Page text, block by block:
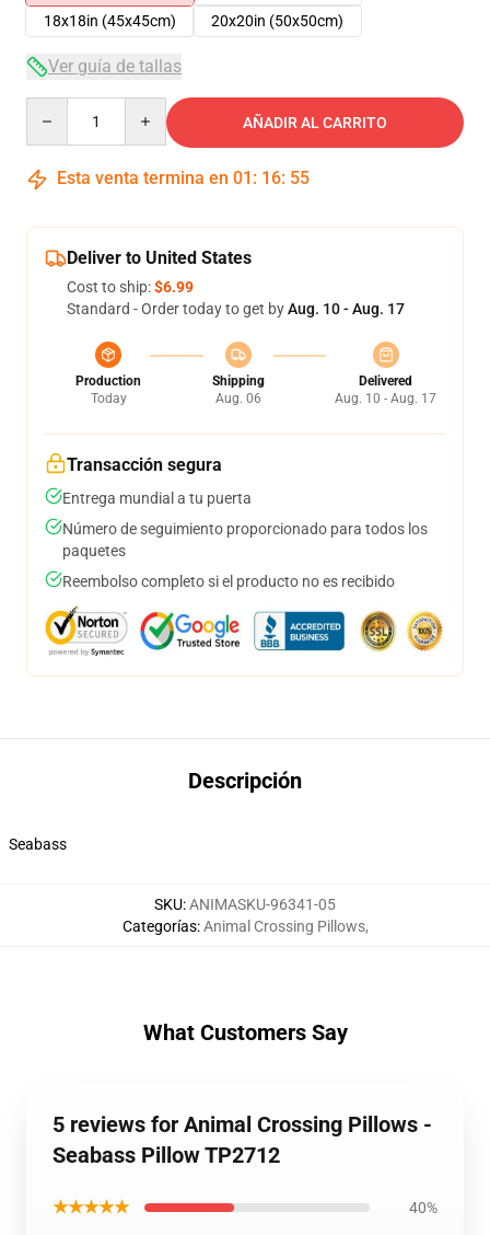
18x18in (45x45cm)
20x20in (50x50cm)
Ver guía de tallas
AÑADIR AL CARRITO
Esta venta termina en 01 : 16: 54
Deliver to United States
Cost to ship:$6.99
Standard - Order today to get byAug. 10 - Aug. 17
Production
Today
Shipping
Aug. 06
Delivered
Aug. 10 - Aug. 17
Transacción segura
Entrega mundial a tu puerta
Número de seguimiento proporcionado para todos los
paquetes
Reembolso completo si el producto no es recibido
Descripción
Seabass
SKU:ANIMASKU-96341-05
Categorías:Animal Crossing Pillows,
What Customers Say
5 reviews for Animal Crossing Pillows -
Seabass Pillow TP2712
★★★★★ 40%